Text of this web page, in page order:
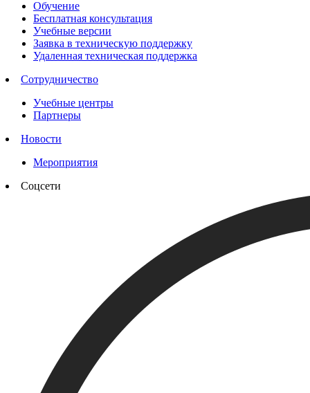
Обучение
Бесплатная консультация
Учебные версии
Заявка в техническую поддержку
Удаленная техническая поддержка
Сотрудничество
Учебные центры
Партнеры
Новости
Мероприятия
Соцсети